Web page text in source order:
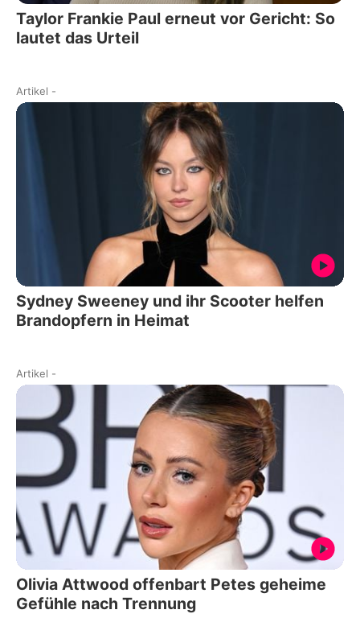
Taylor Frankie Paul erneut vor Gericht: So
lautet das Urteil
Artikel -
Sydney Sweeney und ihr Scooter helfen
Brandopfern in Heimat
Artikel -
Olivia Attwood offenbart Petes geheime
Gefühle nach Trennung